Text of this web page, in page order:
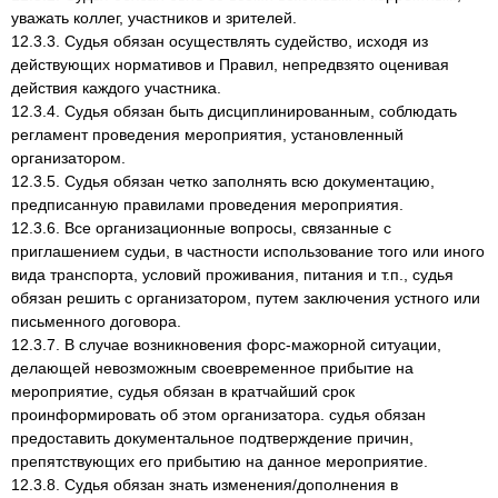
уважать коллег, участников и зрителей.
12.3.3. Судья обязан осуществлять судейство, исходя из
действующих нормативов и Правил, непредвзято оценивая
действия каждого участника.
12.3.4. Судья обязан быть дисциплинированным, соблюдать
регламент проведения мероприятия, установленный
организатором.
12.3.5. Судья обязан четко заполнять всю документацию,
предписанную правилами проведения мероприятия.
12.3.6. Все организационные вопросы, связанные с
приглашением судьи, в частности использование того или иного
вида транспорта, условий проживания, питания и т.п., судья
обязан решить с организатором, путем заключения устного или
письменного договора.
12.3.7. В случае возникновения форс-мажорной ситуации,
делающей невозможным своевременное прибытие на
мероприятие, судья обязан в кратчайший срок
проинформировать об этом организатора. судья обязан
предоставить документальное подтверждение причин,
препятствующих его прибытию на данное мероприятие.
12.3.8. Судья обязан знать изменения/дополнения в